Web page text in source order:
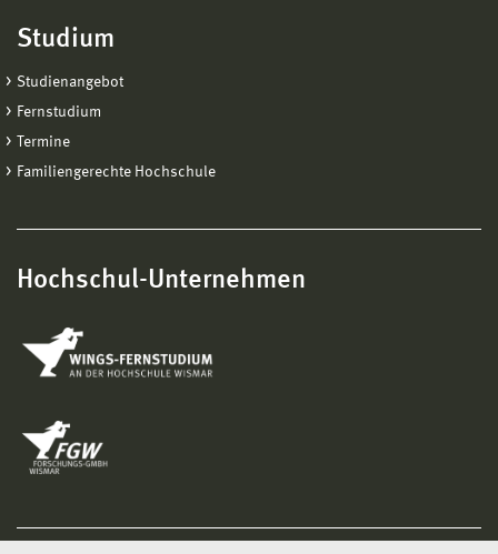
Studium
Studienangebot
Fernstudium
Termine
Familiengerechte Hochschule
Hochschul-Unternehmen